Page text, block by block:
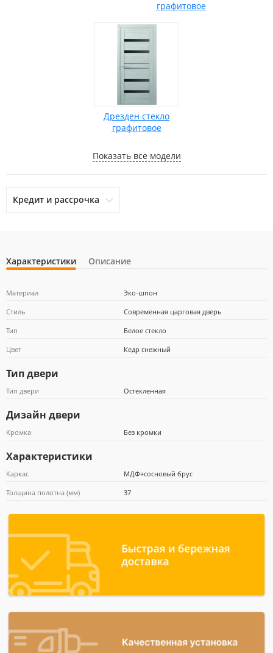
графитовое
Дрезден стекло
графитовое
Показать все модели
Кредит и рассрочка
otpbank
Характеристики
Материал Эко-шпон
Стиль Современная царговая дверь
Тип Белое стекло
Цвет Кедр снежный
Тип двери
Тип двери Остекленная
Дизайн двери
Кромка Без кромки
Характеристики
Каркас МДФ+сосновый брус
Толщина полотна (мм) 37
Описание